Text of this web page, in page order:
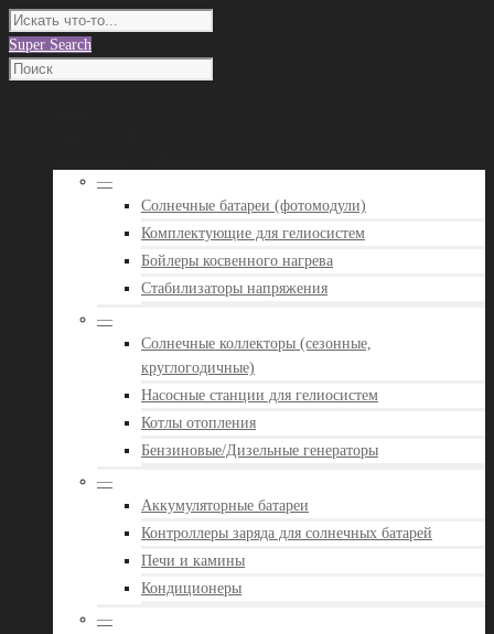
Super Search
—
Солнечные батареи (фотомодули)
Комплектующие для гелиосистем
Бойлеры косвенного нагрева
Стабилизаторы напряжения
—
Солнечные коллекторы (сезонные,
круглогодичные)
Насосные станции для гелиосистем
Котлы отопления
Бензиновые/Дизельные генераторы
—
Аккумуляторные батареи
Контроллеры заряда для солнечных батарей
Печи и камины
Кондиционеры
—